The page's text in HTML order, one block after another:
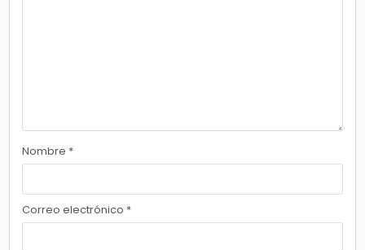
Nombre *
Correo electrónico *